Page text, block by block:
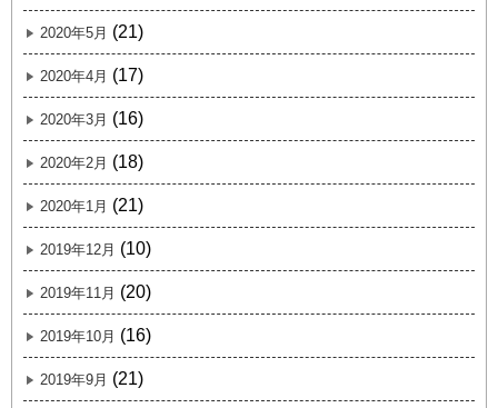
2020年5月 (21)
2020年4月 (17)
2020年3月 (16)
2020年2月 (18)
2020年1月 (21)
2019年12月 (10)
2019年11月 (20)
2019年10月 (16)
2019年9月 (21)